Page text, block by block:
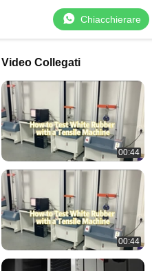
Chiacchierare
Video Collegati
00:44
00:44